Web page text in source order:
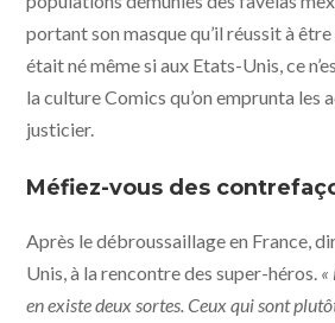
portant son masque qu’il réussit à être
était né même si aux Etats-Unis, ce
la culture Comics qu’on emprunta les
justicier.
Méfiez-vous des
Après le débroussaillage en France,
Unis, à la rencontre des super-héros. «
en existe deux sortes. Ceux qui sont